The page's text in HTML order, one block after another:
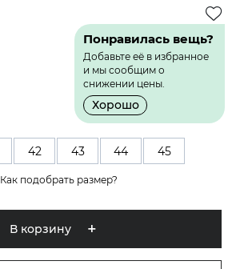
Понравилась вещь?
Добавьте её в избранное
и мы сообщим о
снижении цены.
Хорошо
42 43 44 45
Как подобрать размер?
В корзину